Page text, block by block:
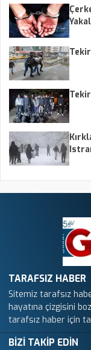
TARAFSIZ HABER
Sitemiz tarafsız
hayatına çizgisini
tarafsız haber için
BİZİ TAKİP EDİN